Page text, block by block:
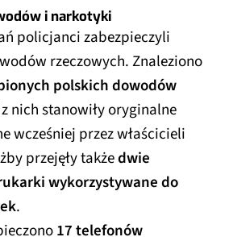
i narkotyki
policjanci zabezpieczyli
rzeczowych. Znaleziono
polskich dowodów
z nich stanowiły oryginalne
wcześniej przez właścicieli
przejęły takżedwie
wykorzystywane do
17 telefonów